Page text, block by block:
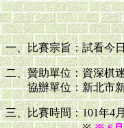
一、比賽宗旨：試看今
二、贊助單位：資深棋
協辦單位：新北市新
三、比賽時間：101年4